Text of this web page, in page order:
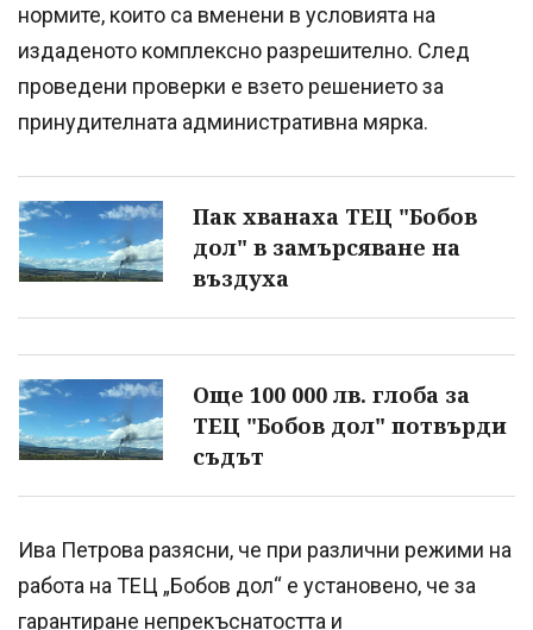
нормите, които са вменени в условията на
издаденото комплексно разрешително. След
проведени проверки е взето решението за
принудителната административна мярка.
Пак хванаха ТЕЦ "Бобов
дол" в замърсяване на
въздуха
Още 100 000 лв. глоба за
ТЕЦ "Бобов дол" потвърди
съдът
Ива Петрова разясни, че при различни режими на
работа на ТЕЦ „Бобов дол“ е установено, че за
гарантиране непрекъснатостта и